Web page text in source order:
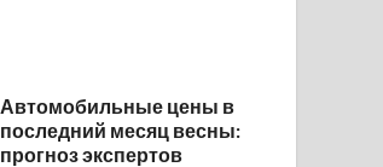
Автомобильные цены в
последний месяц весны:
прогноз экспертов